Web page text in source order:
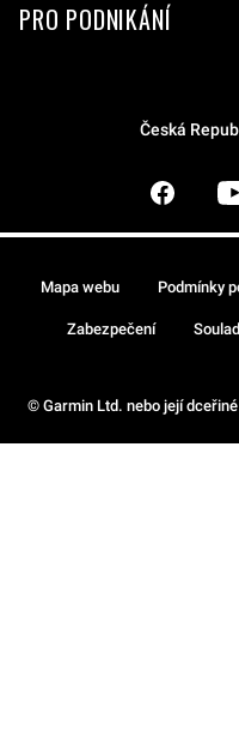
PRO PODNIKÁNÍ
Česká
© Garmin Ltd. nebo její
Mapa webu Podmínky
Zabezpečení